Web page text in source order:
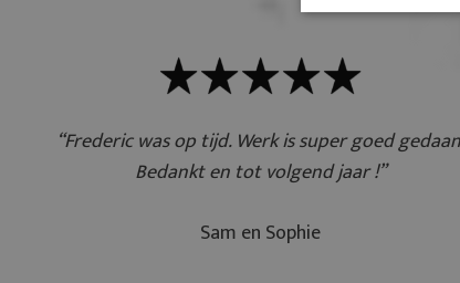
“Frederic was op tijd. Werk is super goed
Bedankt en tot volgend jaar !”
Sam en Sophie